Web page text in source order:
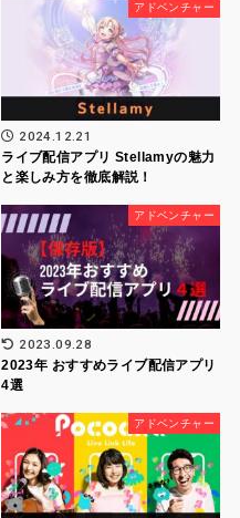
アドベンチャー
2024.12.21
ライブ配信アプリ Stellamyの魅力
と楽しみ方を徹底解説！
アドベンチャー
2023.09.28
2023年 おすすめライブ配信アプリ
4選
アドベンチャー